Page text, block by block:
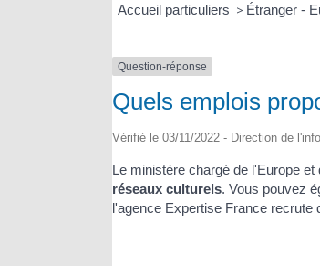
Accueil particuliers > Étranger -
Question-réponse
Quels emplois
Vérifié le 03/11/2022 - Direction de
Le ministère chargé de l'Europe
réseaux culturels. Vous pouvez
l'agence Expertise France